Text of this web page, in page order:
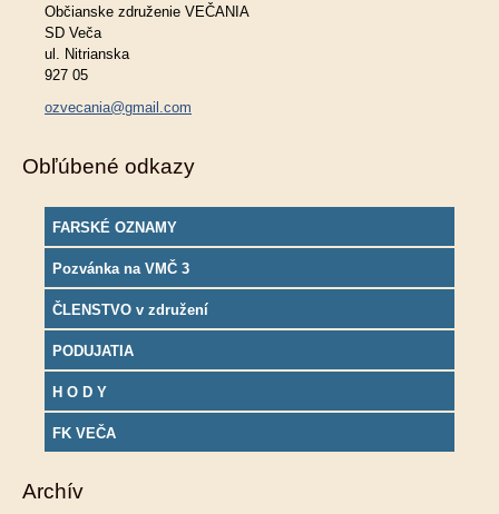
Občianske združenie VEČANIA
SD Veča
ul. Nitrianska
927 05
ozvecania@gmail.com
Obľúbené odkazy
FARSKÉ OZNAMY
Pozvánka na VMČ 3
ČLENSTVO v združení
PODUJATIA
H O D Y
FK VEČA
Archív